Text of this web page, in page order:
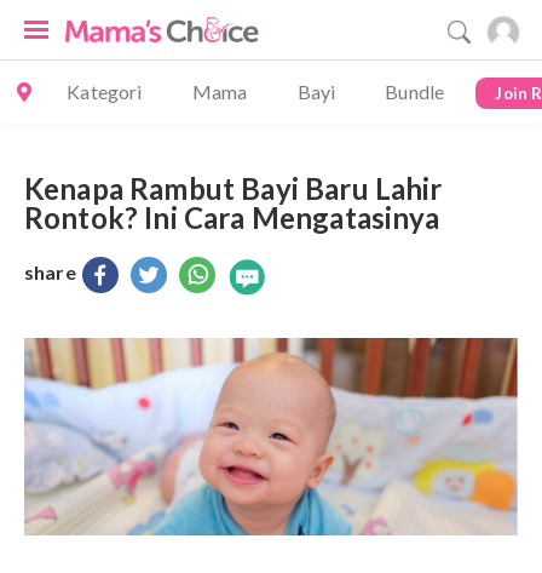
Kategori Mama Bayi Bundle Join
Kenapa Rambut Bayi Baru Lahir
Rontok? Ini Cara Mengatasinya
share